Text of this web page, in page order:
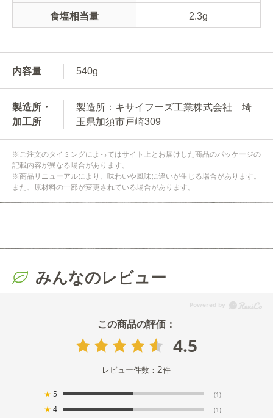
食塩相当量 2.3g
内容量 540g
製造所・
加工所
製造所：キサイフーズ工業株式会社 埼
玉県加須市戸崎309
※ご注文のタイミングによってはサイト上とお届けした商品のパッケージの
記載内容が異なる場合があります。
※商品リニューアルにより、味わいや風味に違いが生じる場合があります。
また、原材料の一部が変更されている場合があります。
みんなのレビュー
4.5
レビュー件数：2件
★ 5 (1)
★ 4 (1)